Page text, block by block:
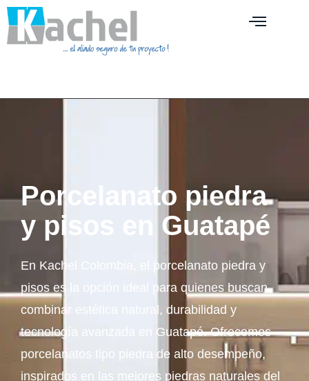
Porcelanato piedra
y pisos en Guatapé
En Kachel Colombia, el porcelanato piedra y
pisos es la opción ideal para quienes buscan
combinar estética natural, durabilidad y
tecnología avanzada en Guatapé. Ofrecemos
porcelanatos tipo piedra de alto desempeño,
inspirados en las mejores piedras naturales del